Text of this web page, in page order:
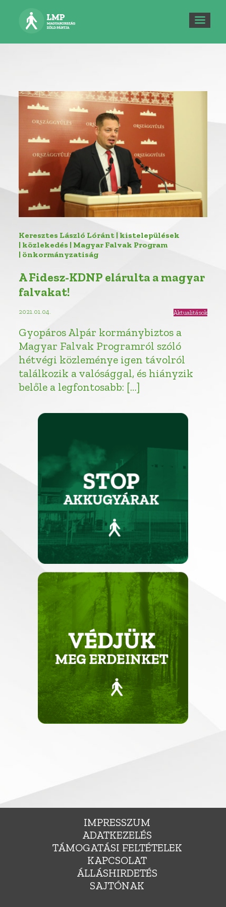
Keresztes László Lóránt | kistelepülések
| közlekedés | Magyar Falvak Program
| önkormányzatiság
A Fidesz-KDNP elárulta a magyar
falvakat!
2021.01.04. Aktualitások
Gyopáros Alpár kormánybiztos a
Magyar Falvak Programról szóló
hétvégi közleménye igen távolról
találkozik a valósággal, és hiányzik
belőle a legfontosabb: […]
IMPRESSZUM
ADATKEZELÉS
TÁMOGATÁSI FELTÉTELEK
KAPCSOLAT
ÁLLÁSHIRDETÉS
SAJTÓNAK